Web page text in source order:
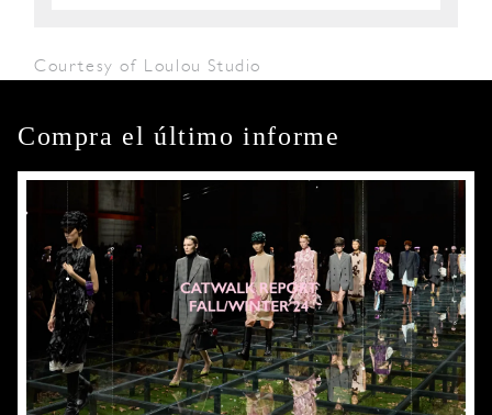
Courtesy of Loulou Studio
Compra el último informe